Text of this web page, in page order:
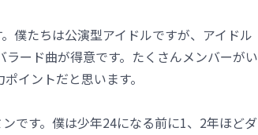
僕たちは公演型アイドルですが、アイドル
ード曲が得意です。たくさんメンバーがい
イントだと思います。
です。僕は少年24になる前に1、2年ほどダ